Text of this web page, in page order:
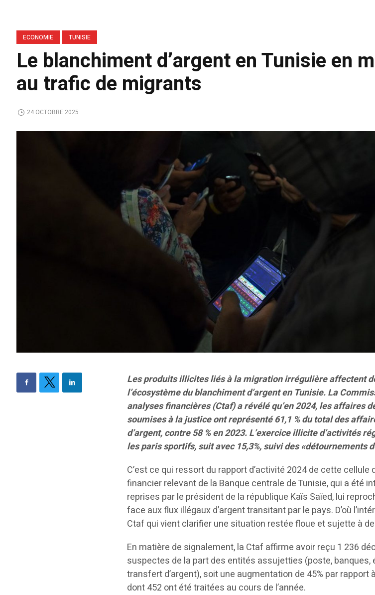
ECONOMIE TUNISIE
Le blanchiment d’argent en Tunisie en
au trafic de migrants
24 OCTOBRE 2025
Les produits illicites liés à la migration irrégulière affectent
l’écosystème du blanchiment d’argent en Tunisie. La
analyses financières (Ctaf) a révélé qu’en 2024, les affaires
soumises à la justice ont représenté 61,1 % du total des
d’argent, contre 58 % en 2023. L’exercice illicite d’activités
les paris sportifs, suit avec 15,3%, suivi des «détournements
C’est ce qui ressort du rapport d’activité 2024 de cette
financier relevant de la Banque centrale de Tunisie, qui a été
reprises par le président de la république Kaïs Saïed, lui
face aux flux illégaux d’argent transitant par le pays. D’où
Ctaf qui vient clarifier une situation restée floue et sujette à
En matière de signalement, la Ctaf affirme avoir reçu 1 236
suspectes de la part des entités assujetties (poste,
transfert d’argent), soit une augmentation de 45% par rapport
dont 452 ont été traitées au cours de l’année.